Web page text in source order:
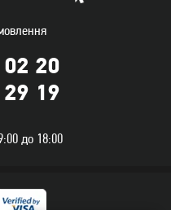
Фен Rowenta Express Style
Blow-Dryer CV1801F0
849грн
20
19
до 18:00